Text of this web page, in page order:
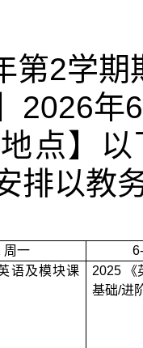
第2学期
2026年6
地点】
排以教
周一
语及模块课
2025
基础/进